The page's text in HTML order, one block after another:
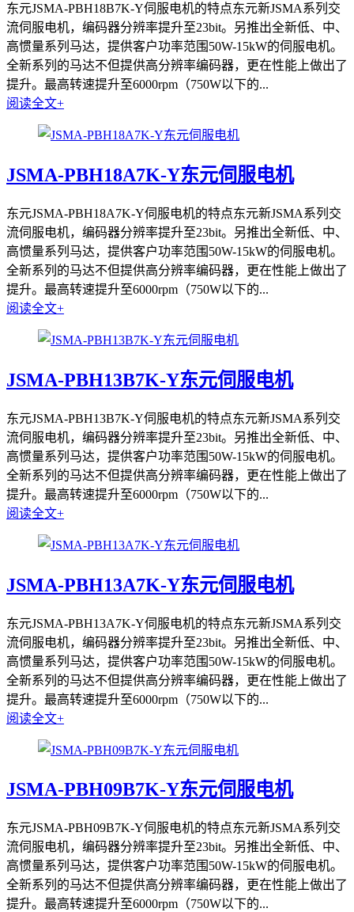
东元JSMA-PBH18B7K-Y伺服电机的特点东元新JSMA系列交
流伺服电机，编码器分辨率提升至23bit。另推出全新低、中、
高惯量系列马达，提供客户功率范围50W-15kW的伺服电机。
全新系列的马达不但提供高分辨率编码器，更在性能上做出了
提升。最高转速提升至6000rpm（750W以下的...
阅读全文+
JSMA-PBH18A7K-Y东元伺服电机
东元JSMA-PBH18A7K-Y伺服电机的特点东元新JSMA系列交
流伺服电机，编码器分辨率提升至23bit。另推出全新低、中、
高惯量系列马达，提供客户功率范围50W-15kW的伺服电机。
全新系列的马达不但提供高分辨率编码器，更在性能上做出了
提升。最高转速提升至6000rpm（750W以下的...
阅读全文+
JSMA-PBH13B7K-Y东元伺服电机
东元JSMA-PBH13B7K-Y伺服电机的特点东元新JSMA系列交
流伺服电机，编码器分辨率提升至23bit。另推出全新低、中、
高惯量系列马达，提供客户功率范围50W-15kW的伺服电机。
全新系列的马达不但提供高分辨率编码器，更在性能上做出了
提升。最高转速提升至6000rpm（750W以下的...
阅读全文+
JSMA-PBH13A7K-Y东元伺服电机
东元JSMA-PBH13A7K-Y伺服电机的特点东元新JSMA系列交
流伺服电机，编码器分辨率提升至23bit。另推出全新低、中、
高惯量系列马达，提供客户功率范围50W-15kW的伺服电机。
全新系列的马达不但提供高分辨率编码器，更在性能上做出了
提升。最高转速提升至6000rpm（750W以下的...
阅读全文+
JSMA-PBH09B7K-Y东元伺服电机
东元JSMA-PBH09B7K-Y伺服电机的特点东元新JSMA系列交
流伺服电机，编码器分辨率提升至23bit。另推出全新低、中、
高惯量系列马达，提供客户功率范围50W-15kW的伺服电机。
全新系列的马达不但提供高分辨率编码器，更在性能上做出了
提升。最高转速提升至6000rpm（750W以下的...